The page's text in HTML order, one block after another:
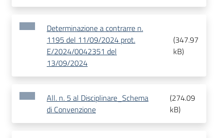
Determinazione a contrarre n.
1195 del 11/09/2024 prot.
E/2024/0042351 del
13/09/2024
(347.97
kB)
All. n. 5 al Disciplinare_Schema
di Convenzione
(274.09
kB)